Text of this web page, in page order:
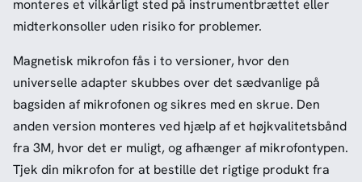
monteres et vilkårligt sted på instrumentbrættet eller
midterkonsoller uden risiko for problemer.
Magnetisk mikrofon fås i to versioner, hvor den
universelle adapter skubbes over det sædvanlige på
bagsiden af mikrofonen og sikres med en skrue. Den
anden version monteres ved hjælp af et højkvalitetsbånd
fra 3M, hvor det er muligt, og afhænger af mikrofontypen.
Tjek din mikrofon for at bestille det rigtige produkt fra